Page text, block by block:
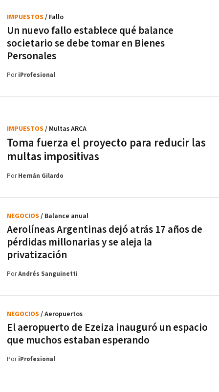
Un nuevo fallo establece qué balance
societario se debe tomar en Bienes
Personales
IMPUESTOS / Fallo
PoriProfesional
Toma fuerza el proyecto para reducir las
multas impositivas
IMPUESTOS / Multas ARCA
PorHernán Gilardo
Aerolíneas Argentinas dejó atrás 17 años de
pérdidas millonarias y se aleja la
privatización
NEGOCIOS / Balance anual
PorAndrés Sanguinetti
El aeropuerto de Ezeiza inauguró un espacio
que muchos estaban esperando
NEGOCIOS / Aeropuertos
PoriProfesional